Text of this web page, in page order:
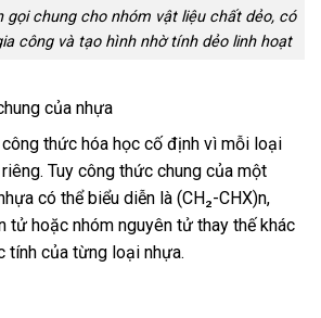
gọi chung cho nhóm vật liệu chất dẻo, có
công và tạo hình nhờ tính dẻo linh hoạt
của nhựa
thức hóa học cố định vì mỗi loại
Tuy công thức chung của một
có thể biểu diễn là (CH₂-CHX)n,
tử hoặc nhóm nguyên tử thay thế khác
tính của từng loại nhựa.